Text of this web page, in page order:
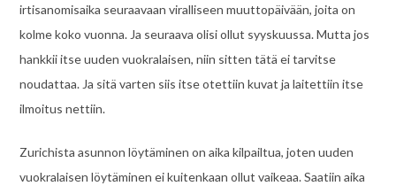
irtisanomisaika seuraavaan viralliseen muuttopäivään, joita on
kolme koko vuonna. Ja seuraava olisi ollut syyskuussa. Mutta jos
hankkii itse uuden vuokralaisen, niin sitten tätä ei tarvitse
noudattaa. Ja sitä varten siis itse otettiin kuvat ja laitettiin itse
ilmoitus nettiin.
Zurichista asunnon löytäminen on aika kilpailtua, joten uuden
vuokralaisen löytäminen ei kuitenkaan ollut vaikeaa. Saatiin aika